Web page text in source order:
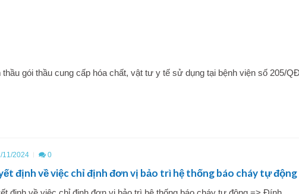
gói thầu cung cấp hóa chất, vật tư y tế sử dụng tại bệnh viện số 205/
11/2024 0
định về việc chỉ định đơn vị bảo trì hệ thống báo cháy tự động